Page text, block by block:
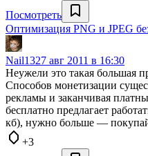
Посмотреть
Оптимизация PNG и JPEG
Nail1327 авг 2011 в 16:30
Неужели это такая большая
Способов монетизации
рекламы и заканчивая
бесплатно предлагает
кб), нужно больше —
+3